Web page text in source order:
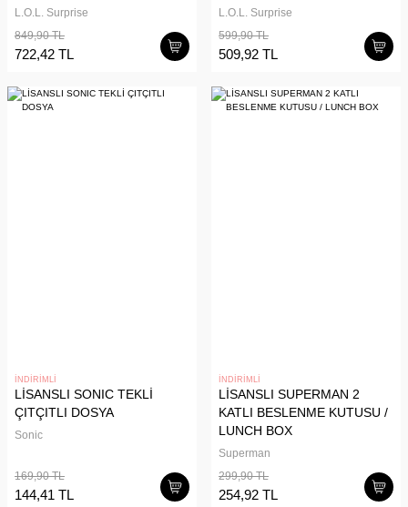
L.O.L. Surprise
849,90 TL
722,42 TL
,KALEMTRAŞ ve SİLGİ
L.O.L. Surprise
599,90 TL
509,92 TL
İNDİRİMLİ
LİSANSLI SONIC TEKLİ
ÇITÇITLI DOSYA
Sonic
169,90 TL
144,41 TL
İNDİRİMLİ
LİSANSLI SUPERMAN 2
KATLI BESLENME KUTUSU /
LUNCH BOX
Superman
299,90 TL
254,92 TL